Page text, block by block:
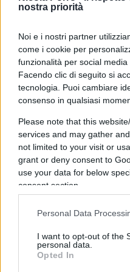
nostra priorità
Noi e i nostri partner
come i cookie per
funzionalità per social
Facendo clic di seguito si
tecnologia. Puoi cambiare
consenso in qualsiasi
Please note that this
services and may gather
not limited to your visit or
grant or deny consent to
use your data for below
consent section.
Personal Data
I want to opt-out of the
personal data.
Opted In
violenza spacciata per
UFO e macchine
low cost, baraccopoli
d’arte lasciate
volontari, miseria da
vecchio continente;
meno gravi (in questo
influenza ha messo a
figuriamoci per quelle
nemmeno quelli
Subsonica che
per passanti
preferiti. Nessuno che